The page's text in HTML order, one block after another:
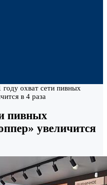
году охват сети пивных
в 4 раза
пивных
увеличится